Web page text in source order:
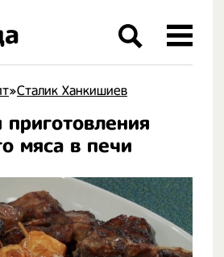
»Сталик Ханкишиев
приготовления
мяса в печи